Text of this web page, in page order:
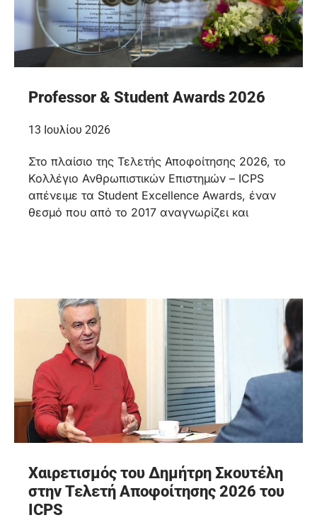
Professor & Student Awards 2026
13 Ιουλίου 2026
Στο πλαίσιο της Τελετής Αποφοίτησης 2026, το
Κολλέγιο Ανθρωπιστικών Επιστημών – ICPS
απένειμε τα Student Excellence Awards, έναν
θεσμό που από το 2017 αναγνωρίζει και
Χαιρετισμός του Δημήτρη Σκουτέλη
στην Τελετή Αποφοίτησης 2026 του
ICPS